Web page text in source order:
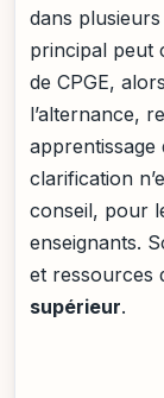
dans
principal peut
de CPGE,
l’alternance,
apprentissage
clarification
conseil, pour
enseignants.
et ressources
supérieur.